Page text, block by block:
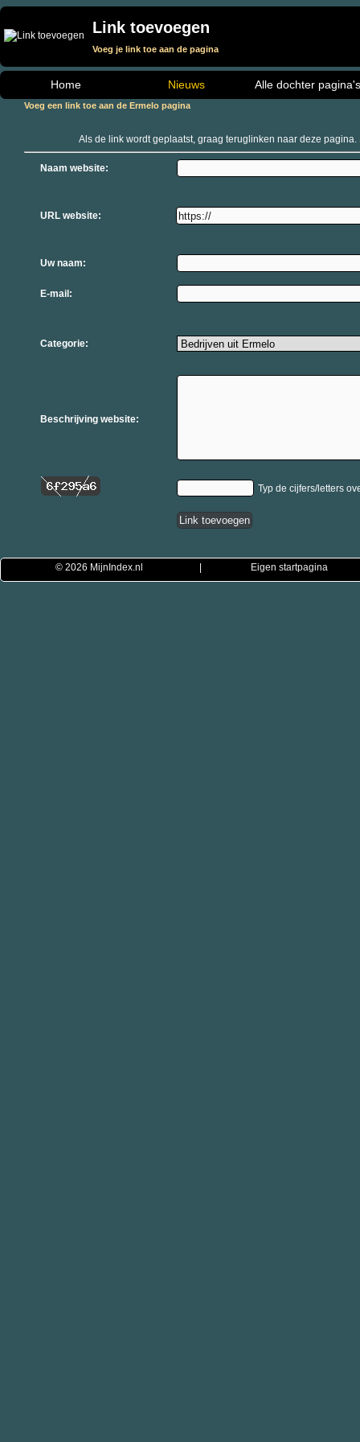
Link toevoegen
Voeg je link toe aan de pagina
Home Nieuws Alle dochter pagina's
Voeg een link toe aan de Ermelo pagina
Als de link wordt geplaatst, graag teruglinken naar deze
Naam website:
URL website:
Uw naam:
E-mail:
Categorie:
Beschrijving website:
Typ de cijfers/letters
© 2026 MijnIndex.nl Eigen startpagina